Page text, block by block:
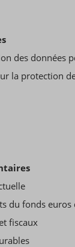
des données
la protection
du fonds
fiscaux